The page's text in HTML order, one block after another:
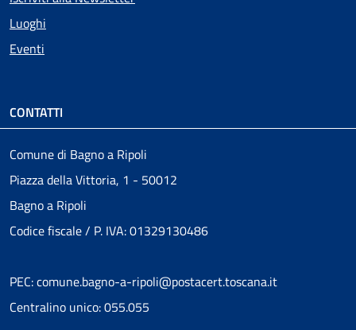
Luoghi
Eventi
CONTATTI
Comune di Bagno a Ripoli
Piazza della Vittoria, 1 - 50012
Bagno a Ripoli
Codice fiscale / P. IVA: 01329130486
PEC: comune.bagno-a-ripoli@postacert.toscana.it
Centralino unico: 055.055